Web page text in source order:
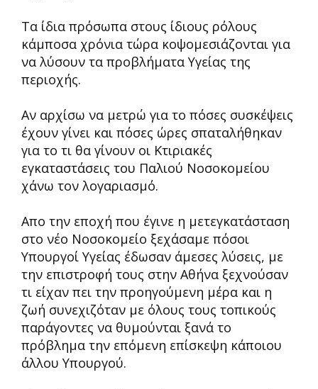
Τα ίδια πρόσωπα στους ίδιους ρόλους
κάμποσα χρόνια τώρα κοψομεσιάζονται για
να λύσουν τα προβλήματα Υγείας της
περιοχής.
Αν αρχίσω να μετρώ για το πόσες συσκέψεις
έχουν γίνει και πόσες ώρες σπαταλήθηκαν
για το τι θα γίνουν οι Κτιριακές
εγκαταστάσεις του Παλιού Νοσοκομείου
χάνω τον λογαριασμό.
Απο την εποχή που έγινε η μετεγκατάσταση
στο νέο Νοσοκομείο ξεχάσαμε πόσοι
Υπουργοί Υγείας έδωσαν άμεσες λύσεις, με
την επιστροφή τους στην Αθήνα ξεχνούσαν
τι είχαν πει την προηγούμενη μέρα και η
ζωή συνεχιζόταν με όλους τους τοπικούς
παράγοντες να θυμούνται ξανά το
πρόβλημα την επόμενη επίσκεψη κάποιου
άλλου Υπουργού.